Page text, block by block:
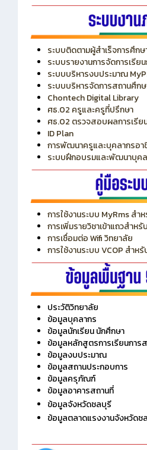
ระบบติดตามผู้สำเร็จการศึกษ
ระบบรายงานการจัดการเรี
ระบบบริหารงบประมาณ
ระบบบริหารจัดการสถานศึกษ
Chontech Digital Library
ศธ.02 ครูและครูที่ปรึกษา
ศธ.02 ตรวจสอบผลการเรีย
ID Plan
การพัฒนาครูและบุคลากรอา
ระบบฝึกอบรมและพัฒนาบุคล
การใช้งานระบบ MyRms ส
การเพิ่มรายวิชาเข้าแถวสำหรั
การเชื่อมต่อ Wifi วิทยาลัย
การใช้งานระบบ VCOP สำห
ประวัติวิทยาลัย
ข้อมูลบุคลากร
ข้อมูลนักเรียน นักศึกษา
ข้อมูลหลักสูตรการเรียนการ
ข้อมูลงบประมาณ
ข้อมูลสถานประกอบการ
ข้อมูลครุภัณฑ์
ข้อมูลอาคารสถานที่
ข้อมูลจังหวัดชลบุรี
ข้อมูลตลาดแรงงานจังหวัดช